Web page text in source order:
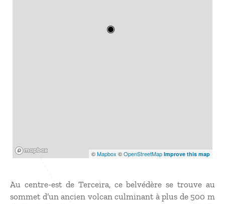
©Mapbox ©OpenStreetMap Improve this map
Au centre-est de Terceira, ce belvédère se trouve au
sommet d’un ancien volcan culminant à plus de 500 m